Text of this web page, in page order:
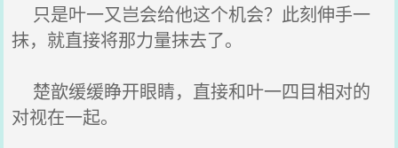
只是叶一又岂会给他这个机会？此刻伸手一
抹，就直接将那力量抹去了。
楚歆缓缓睁开眼睛，直接和叶一四目相对的
对视在一起。